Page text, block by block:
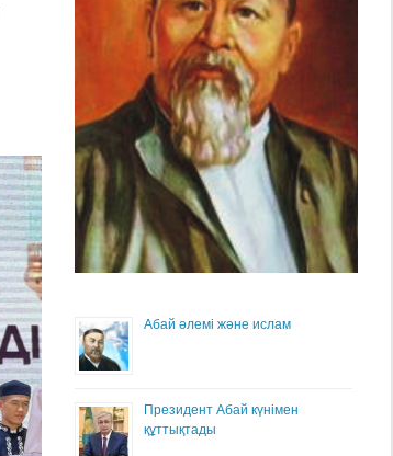
Абай әлемі және ислам
Президент Абай күнімен
құттықтады